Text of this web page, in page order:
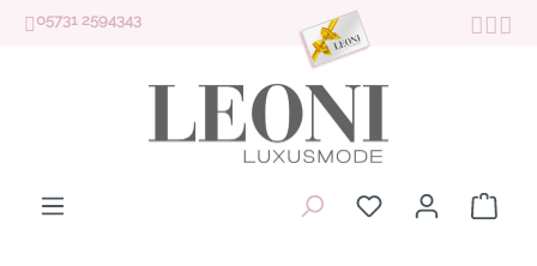
Zum Hauptinhalt springen
05731 2594343
Du hast 0